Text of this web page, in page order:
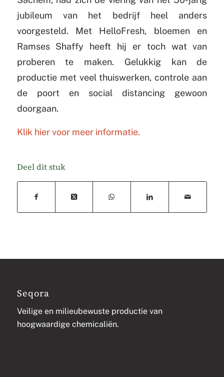
jubileum van het bedrijf heel anders
voorgesteld. Met HelloFresh, bloemen en
Ramses Shaffy heeft hij er toch wat van
proberen te maken. Gelukkig kan de
productie met veel thuiswerken, controle aan
de poort en social distancing gewoon
doorgaan.
Klik hier voor meer informatie.
Deel dit stuk
Seqora
Veilige en milieubewuste productie van
hoogwaardige chemicaliën.